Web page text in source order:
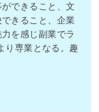
できること、文
きること、企業
を感じ副業でラ
り専業となる。趣